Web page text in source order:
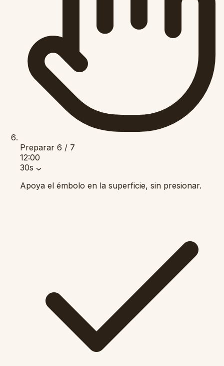
Preparar 6 / 7
12:00
30s
Apoya el émbolo en la superficie, sin presionar.